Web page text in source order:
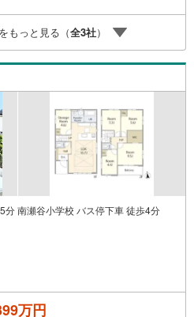
る【教育費】住宅を買った後から始
】65歳以上から必要になる【老後の
【このタイミング】で不安な部分を
か？？ --------------
もっと見る（全3社）
南瀬谷小学校 バス停下車 徒歩4分
万円